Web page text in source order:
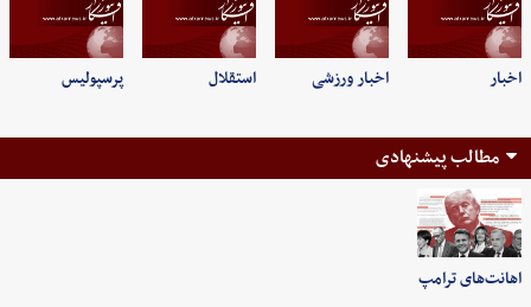
اخبار اخبار ورزشی استقلال پرسپولیس
مطالب پیشنهادی
اهانت‌های ترامپ